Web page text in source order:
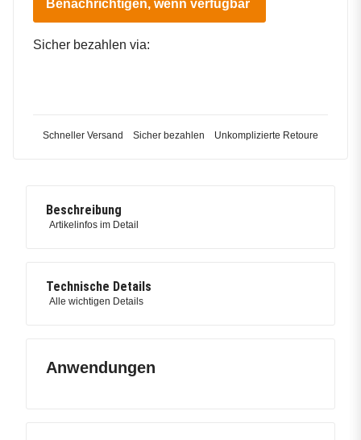
Benachrichtigen, wenn verfügbar
Sicher bezahlen via:
Schneller Versand Sicher bezahlen Unkomplizierte Retoure
Beschreibung
Artikelinfos im Detail
Technische Details
Alle wichtigen Details
Anwendungen